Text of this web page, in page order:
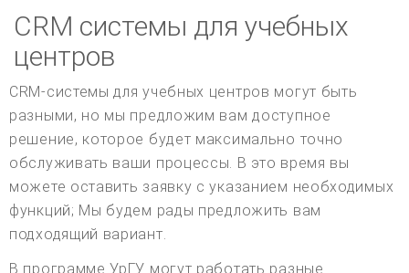
CRM системы для учебных
центров
CRM-системы для учебных центров могут быть
разными, но мы предложим вам доступное
решение, которое будет максимально точно
обслуживать ваши процессы. В это время вы
можете оставить заявку с указанием необходимых
функций; Мы будем рады предложить вам
подходящий вариант.
В программе УрГУ могут работать разные